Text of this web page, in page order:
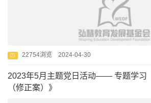
22754浏览 2024-04-30
2023年5月主题党日活动—— 专题学习
（修正案）》